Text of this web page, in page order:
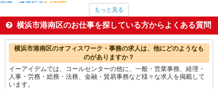
家電・携帯販売1,673円
看護師・保健師・看護助手・助産師 1,662円
バス 1,650円
送迎ドライバー1,650円
整体・鍼灸師・柔道整復師・マッサージ師・リハビリスタッフ1,600円
横浜市港南区の他の職種の平均時給を見る
もっと見る
横浜市港南区のお仕事を探している方からよくある質問
横浜市港南区のオフィスワーク・事務の求人は、他にどのようなも
のがありますか？
イーアイデムでは、コールセンターの他に、一般・営業事務、経理・
人事・労務・総務・法務、金融・貿易事務など様々な求人を掲載して
います。